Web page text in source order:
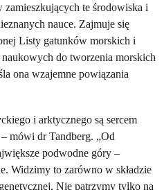
te środowiska i
nauce. Zajmuje się
Listy gatunków morskich i
do tworzenia morskich
ona wzajemne powiązania
i arktycznego są sercem
mówi dr Tandberg. „Od
podwodne góry –
Widzimy to zarówno w składzie
Nie patrzymy tylko na